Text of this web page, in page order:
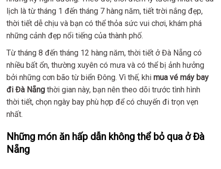
lịch là từ tháng 1 đến tháng 7 hàng năm, tiết trời nắng đẹp,
thời tiết dễ chịu và bạn có thể thỏa sức vui chơi, khám phá
những cảnh đẹp nổi tiếng của thành phố.
Từ tháng 8 đến tháng 12 hàng năm, thời tiết ở Đà Nẵng có
nhiều bất ổn, thường xuyên có mưa và có thể bị ảnh hưởng
bởi những cơn bão từ biển Đông. Vì thế, khimua vé máy bay
đi Đà Nẵng thời gian này, bạn nên theo dõi trước tình hình
thời tiết, chọn ngày bay phù hợp để có chuyến đi trọn vẹn
nhất.
Những món ăn hấp dẫn không thể bỏ qua ở Đà
Nẵng